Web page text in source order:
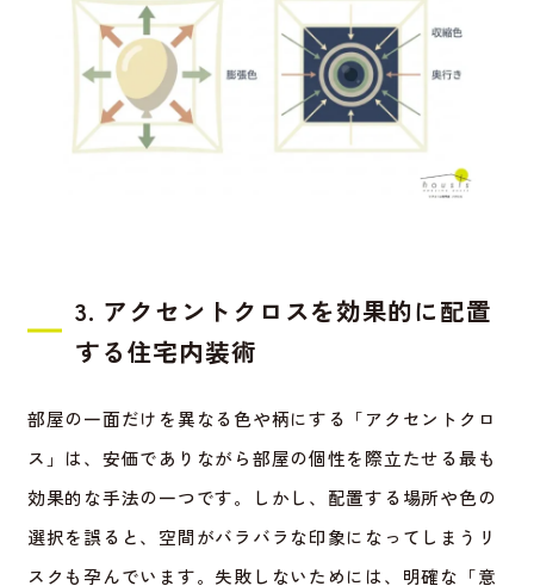
3. アクセントクロスを効果的に配置
する住宅内装術
部屋の一面だけを異なる色や柄にする「アクセントクロ
ス」は、安価でありながら部屋の個性を際立たせる最も
効果的な手法の一つです。しかし、配置する場所や色の
選択を誤ると、空間がバラバラな印象になってしまうリ
スクも孕んでいます。失敗しないためには、明確な「意